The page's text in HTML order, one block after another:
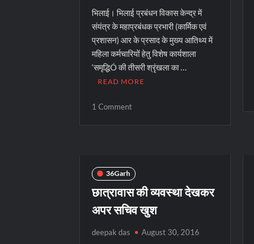
भिलाई। भिलाई प्रबंधन विकास केन्द्र में
संयंत्र के महाप्रबंधक प्रभारी (कार्मिक एवं
प्रशासन) आर के प्रसाद के मुख्य आतिथ्य में
महिला कर्मचारियों हेतु विशेष कार्यशाला
‘समृद्धिÓ की तीसरी श्रृंखला का …
READ MORE
1 Commenton
हेतु
“समृद्धि”
कार्यशाला
36Garh
छात्रावास की व्यवस्था देखकर
अपर सचिव खुश
deepak das August 30, 2016